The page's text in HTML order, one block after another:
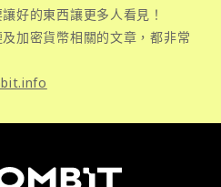
好的東西讓更多人看見！
加密貨幣相關的文章，都非常